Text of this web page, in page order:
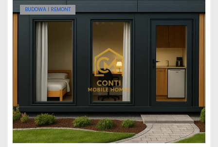
BUDOWA I REMONT